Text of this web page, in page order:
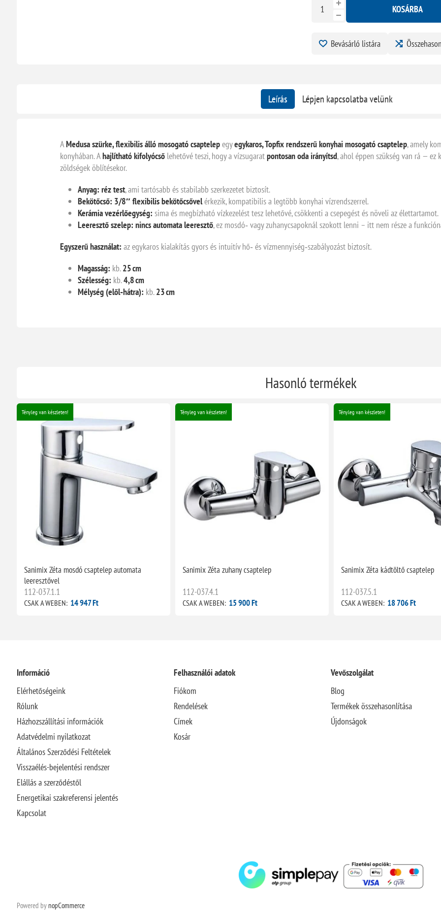
KOSÁRBA
Bevásárló listára
Leírás Lépjen kapcsolatba velünk
AMedusa szürke, flexibilis álló mosogató csaptelepegyegykaros, Topfix rendszerű konyhai mosogató csaptelep, amely
konyhában. Ahajlítható kifolyócsőlehetővé teszi, hogy a vízsugaratpontosan oda irányítsd, ahol éppen szükség van rá — ez
zöldségek öblítésekor.
Anyag: réz test, ami tartósabb és stabilabb szerkezetet biztosít.
Bekötőcső: 3/8″ flexibilis bekötőcsővelérkezik, kompatibilis a legtöbb konyhai vízrendszerrel.
Kerámia vezérlőegység: sima és megbízható vízkezelést tesz lehetővé, csökkenti a csepegést és növeli az élettartamot.
Leeresztő szelep: nincs automata leeresztő, ez mosdó‑ vagy zuhanycsapoknál szokott lenni – itt nem része a
Egyszerű használat: az egykaros kialakítás gyors és intuitív hő‑ és vízmennyiség‑szabályozást biztosít.
Magasság: kb.25 cm
Szélesség: kb.4,8 cm
Mélység (elől‑hátra): kb.23 cm
Hasonló termékek
Tényleg van készleten!
Sanimix Zéta mosdó csaptelep automata
leeresztővel
112-037.1.1
CSAK A WEBEN: 14 947 Ft
Tényleg van készleten!
Sanimix Zéta zuhany csaptelep
112-037.4.1
CSAK A WEBEN: 15 900 Ft
Tényleg van készleten!
Sanimix Zéta kádtöltő csaptelep
112-037.5.1
CSAK A WEBEN: 18 706 Ft
Információ
Elérhetőségeink
Rólunk
Házhozszállítási információk
Adatvédelmi nyilatkozat
Általános Szerződési Feltételek
Visszaélés-bejelentési rendszer
Elállás a szerződéstől
Energetikai szakreferensi jelentés
Kapcsolat
Felhasználói adatok
Fiókom
Rendelések
Címek
Kosár
Vevőszolgálat
Blog
Termékek összehasonlítása
Újdonságok
Powered by nopCommerce